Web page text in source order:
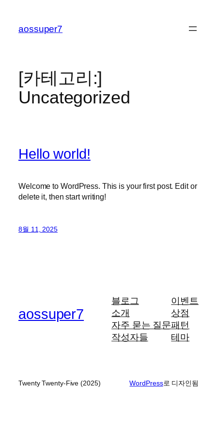
aossuper7
[카테고리:]
Uncategorized
Hello world!
Welcome to WordPress. This is your first post. Edit or
delete it, then start writing!
8월 11, 2025
aossuper7
블로그
소개
자주 묻는 질문
작성자들
이벤트
상점
패턴
테마
Twenty Twenty-Five (2025) WordPress로 디자인됨